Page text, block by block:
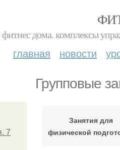
фитнес дома. комплексы
главная новости
Групповые
7
Занятия для
физической